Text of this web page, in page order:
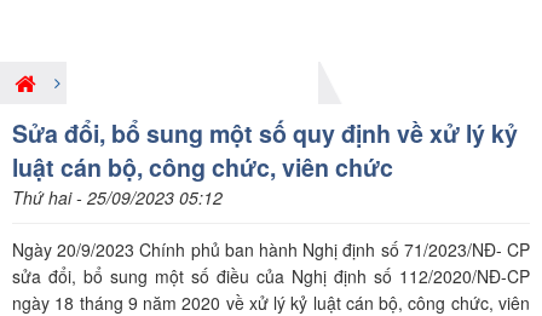
Giới thiệu nội dung pháp luật mới
Sửa đổi, bổ sung một số quy định về xử lý kỷ
luật cán bộ, công chức, viên chức
Thứ hai - 25/09/2023 05:12
Ngày 20/9/2023 Chính phủ ban hành Nghị định số 71/2023/NĐ- CP
sửa đổi, bổ sung một số điều của Nghị định số 112/2020/NĐ-CP
ngày 18 tháng 9 năm 2020 về xử lý kỷ luật cán bộ, công chức, viên